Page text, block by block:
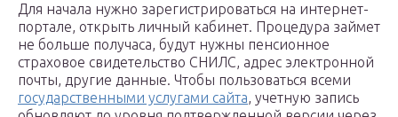
Для начала нужно зарегистрироваться на интернет-
портале, открыть личный кабинет. Процедура займет
не больше получаса, будут нужны пенсионное
страховое свидетельство СНИЛС, адрес электронной
почты, другие данные. Чтобы пользоваться всеми
государственными услугами сайта, учетную запись